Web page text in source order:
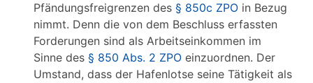
Pfändungsfreigrenzen des § 850c ZPO in Bezug
nimmt. Denn die von dem Beschluss erfassten
Forderungen sind als Arbeitseinkommen im
Sinne des § 850 Abs. 2 ZPO einzuordnen. Der
Umstand, dass der Hafenlotse seine Tätigkeit als